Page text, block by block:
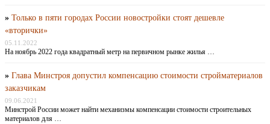
» Только в пяти городах России новостройки стоят дешевле
«вторички»
05.11.2022
На ноябрь 2022 года квадратный метр на первичном рынке жилья …
» Глава Минстроя допустил компенсацию стоимости стройматериалов
заказчикам
09.06.2021
Минстрой России может найти механизмы компенсации стоимости строительных
материалов для …